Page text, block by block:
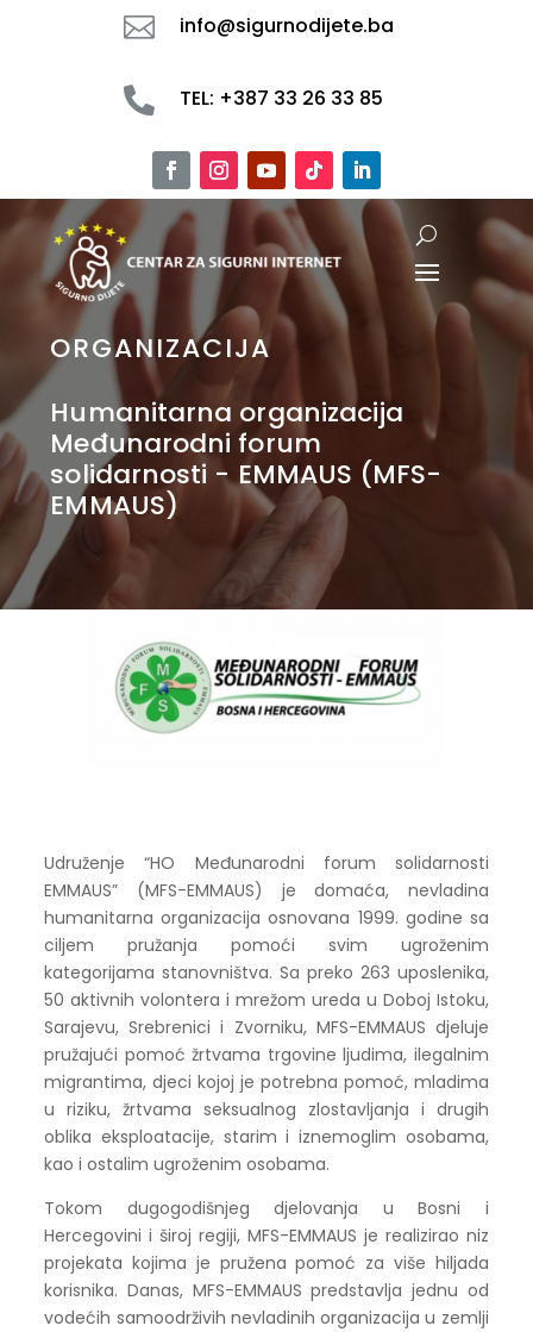
 info@sigurnodijete.ba
 TEL: +387 33 26 33 85
ORGANIZACIJA
Humanitarna organizacija
Međunarodni forum
solidarnosti - EMMAUS (MFS-
EMMAUS)
Udruženje “HO Međunarodni forum solidarnosti
EMMAUS” (MFS-EMMAUS) je domaća, nevladina
humanitarna organizacija osnovana 1999. godine sa
ciljem pružanja pomoći svim ugroženim
kategorijama stanovništva. Sa preko 263 uposlenika,
50 aktivnih volontera i mrežom ureda u Doboj Istoku,
Sarajevu, Srebrenici i Zvorniku, MFS-EMMAUS djeluje
pružajući pomoć žrtvama trgovine ljudima, ilegalnim
migrantima, djeci kojoj je potrebna pomoć, mladima
u riziku, žrtvama seksualnog zlostavljanja i drugih
oblika eksploatacije, starim i iznemoglim osobama,
kao i ostalim ugroženim osobama.
Tokom dugogodišnjeg djelovanja u Bosni i
Hercegovini i široj regiji, MFS-EMMAUS je realizirao niz
projekata kojima je pružena pomoć za više hiljada
korisnika. Danas, MFS-EMMAUS predstavlja jednu od
vodećih samoodrživih nevladinih organizacija u zemlji